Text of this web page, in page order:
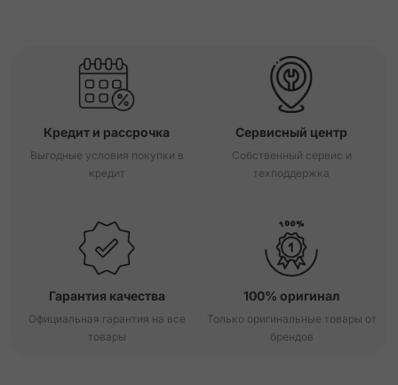
Кредит и рассрочка
Выгодные условия покупки в
кредит
Сервисный центр
Собственный сервис и
техподдержка
Гарантия качества
Официальная гарантия на все
товары
100% оригинал
Только оригинальные товары от
брендов